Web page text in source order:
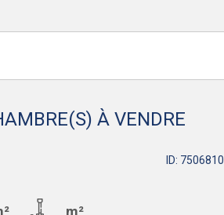
À VENDRE
ID:
m²